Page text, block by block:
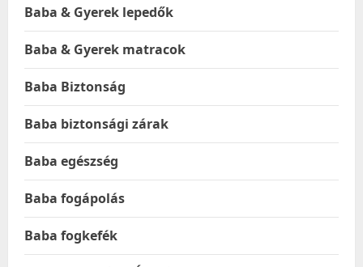
Baba & Gyerek lepedők
Baba & Gyerek matracok
Baba Biztonság
Baba biztonsági zárak
Baba egészség
Baba fogápolás
Baba fogkefék